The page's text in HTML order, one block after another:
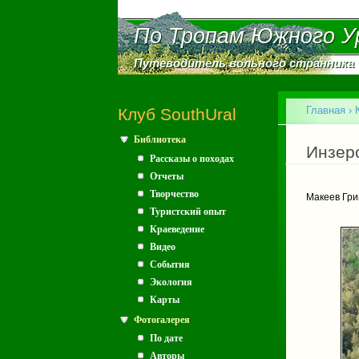
По Тропам Южного
По Тропам Южного
Путеводитель вольного странника
Путеводитель вольного странника
Клуб SouthUral
Библиотека
Рассказы о походах
Отчеты
Творчество
Туристский опыт
Краеведение
Видео
События
Экология
Карты
Фотогалерея
По дате
Авторы
Вы
Главная ›
Макеев